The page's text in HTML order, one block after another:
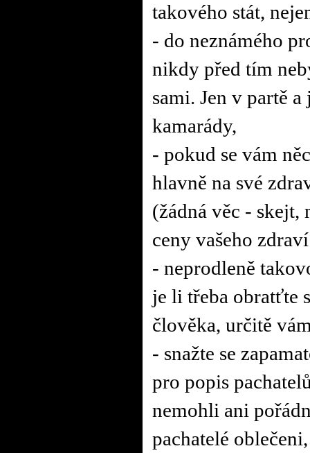
takového stát,
- do neznámého
nikdy před tím
sami. Jen v partě a
kamarády,
- pokud se vám
hlavně na své
(žádná věc - skejt,
ceny vašeho
- neprodleně
je li třeba obratťte
člověka, určitě
- snažte se
pro popis
nemohli ani
pachatelé